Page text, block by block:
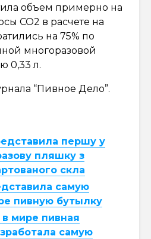
объем примерно на
CO2 в расчете на
на 75% по
многоразовой
0,33 л.
“Пивное Дело”.
першу у
пляшку з
скла
самую
пивную бутылку
мире пивная
самую